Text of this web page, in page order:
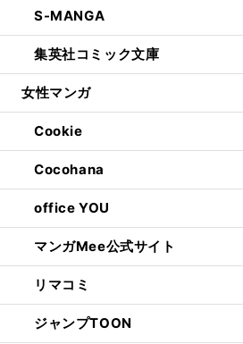
S-MANGA
集英社コミック文庫
女性マンガ
Cookie
Cocohana
office YOU
マンガMee公式サイト
リマコミ
ジャンプTOON